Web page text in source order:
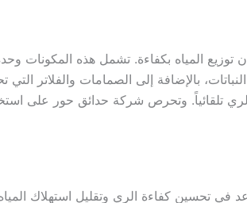
المياه بكفاءة. تشمل هذه المكونات
بالإضافة إلى الصمامات والفلاتر
تلقائياً. وتحرص شركة حدائق حور على
في تحسين كفاءة الري وتقليل استهلاك